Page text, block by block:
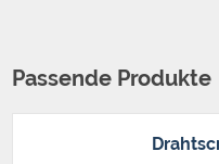
Passende Produkte